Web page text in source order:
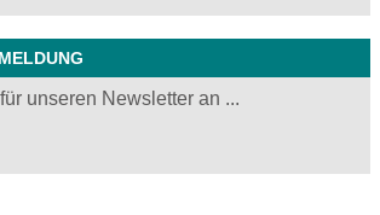
unseren Newsletter an ...